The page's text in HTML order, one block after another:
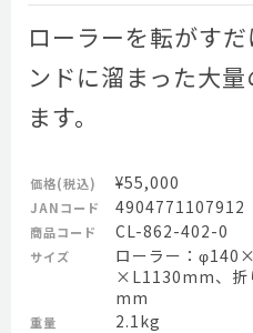
ローラーを転がす
ンドに溜まった大
ます。
価格(税込) ¥55,000
JANコード 4904771107912
商品コード CL-862-402-0
サイズ
ローラー：
×L1130mm、折
mm
重量 2.1kg